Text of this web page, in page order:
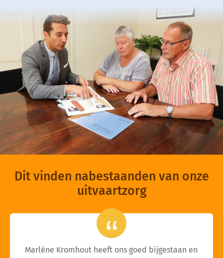
Dit vinden nabestaanden van onze
uitvaartzorg
Marlène Kromhout heeft ons goed bijgestaan en